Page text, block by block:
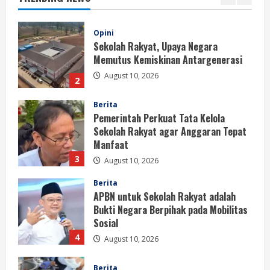
3
Pemerintah Perkuat Tata Kelola
Sekolah Rakyat agar Anggaran Tepat
Manfaat
August 10, 2026
4
Berita
APBN untuk Sekolah Rakyat adalah
Bukti Negara Berpihak pada Mobilitas
Sosial
August 10, 2026
5
Pemerintah Tidak Beri Toleransi bagi
Dapur MBG yang Abaikan Sanitasi